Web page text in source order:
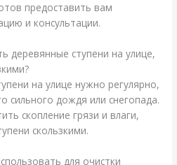
предоставить вам
и консультации.
деревянные ступени на улице,
на улице нужно регулярно,
сильного дождя или снегопада.
скопление грязи и влаги,
скользкими.
для очистки